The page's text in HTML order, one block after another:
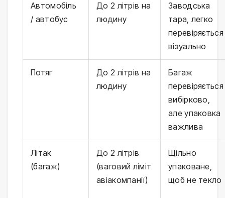
Автомобіль
/ автобус
До 2 літрів на
людину
Заводська
тара, легко
перевіряється
візуально
Потяг
До 2 літрів на
людину
Багаж
перевіряється
вибірково,
але упаковка
важлива
Літак
(багаж)
До 2 літрів
(ваговий ліміт
авіакомпанії)
Щільно
упаковане,
щоб не текло